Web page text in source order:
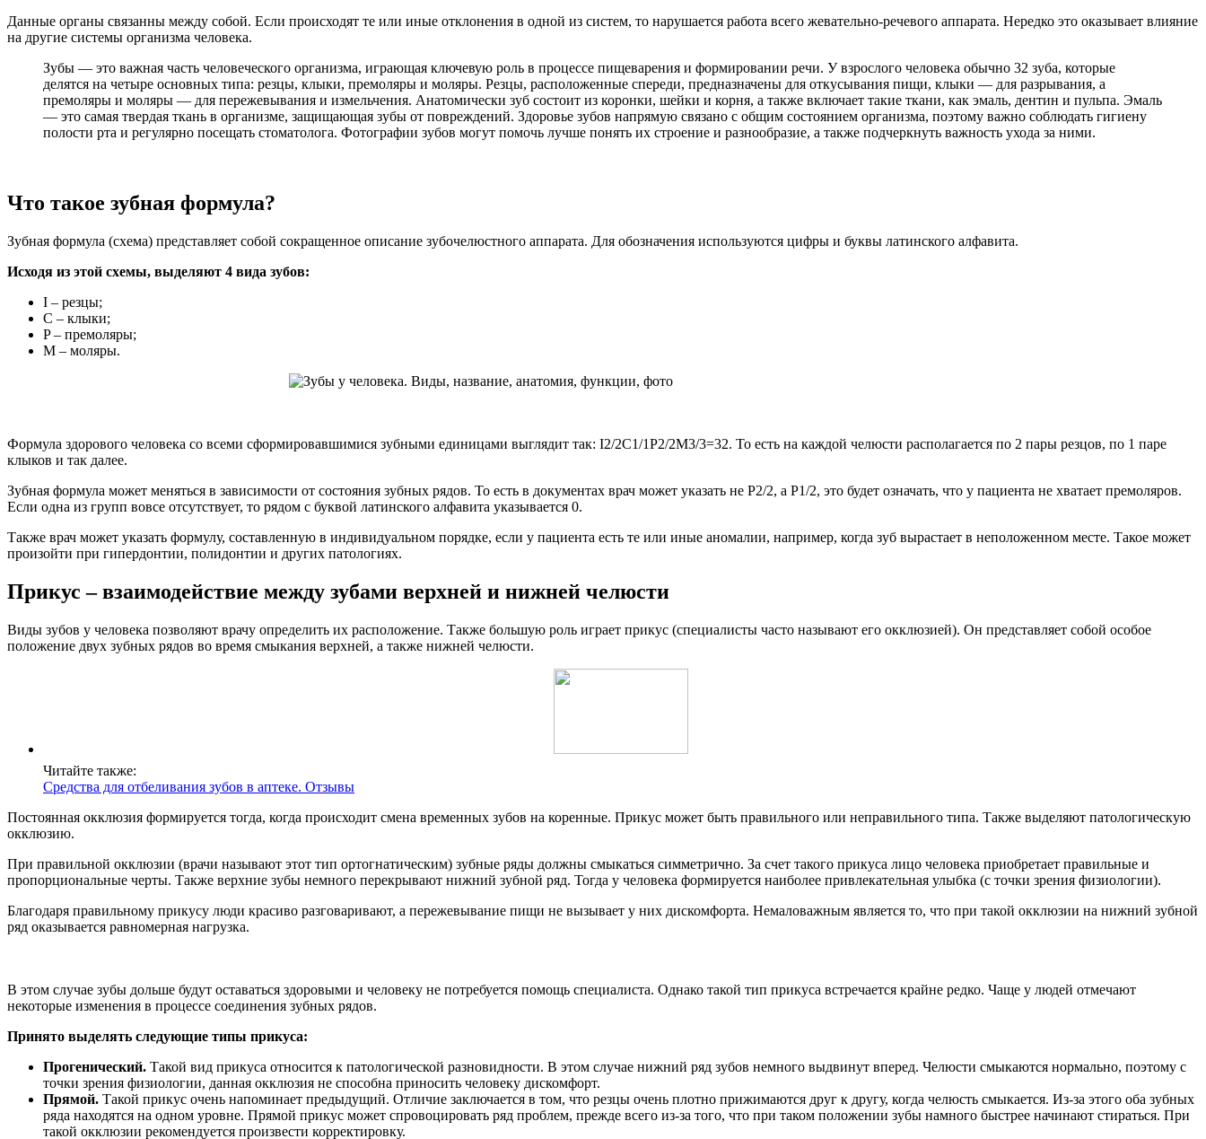
Данные органы связанны между собой. Если происходят те или иные отклонения в одной из систем, то нарушается работа всего жевательно-речевого аппарата. Нередко это оказывает влияние
на другие системы организма человека.
Зубы — это важная часть человеческого организма, играющая ключевую роль в процессе пищеварения и формировании речи. У взрослого человека обычно 32 зуба, которые
делятся на четыре основных типа: резцы, клыки, премоляры и моляры. Резцы, расположенные спереди, предназначены для откусывания пищи, клыки — для разрывания, а
премоляры и моляры — для пережевывания и измельчения. Анатомически зуб состоит из коронки, шейки и корня, а также включает такие ткани, как эмаль, дентин и пульпа. Эмаль
— это самая твердая ткань в организме, защищающая зубы от повреждений. Здоровье зубов напрямую связано с общим состоянием организма, поэтому важно соблюдать гигиену
полости рта и регулярно посещать стоматолога. Фотографии зубов могут помочь лучше понять их строение и разнообразие, а также подчеркнуть важность ухода за ними.
Что такое зубная формула?
Зубная формула (схема) представляет собой сокращенное описание зубочелюстного аппарата. Для обозначения используются цифры и буквы латинского алфавита.
Исходя из этой схемы, выделяют 4 вида зубов:
I – резцы;
C – клыки;
P – премоляры;
M – моляры.
Формула здорового человека со всеми сформировавшимися зубными единицами выглядит так: I2/2C1/1P2/2M3/3=32. То есть на каждой челюсти располагается по 2 пары резцов, по 1 паре
клыков и так далее.
Зубная формула может меняться в зависимости от состояния зубных рядов. То есть в документах врач может указать не P2/2, а P1/2, это будет означать, что у пациента не хватает премоляров.
Если одна из групп вовсе отсутствует, то рядом с буквой латинского алфавита указывается 0.
Также врач может указать формулу, составленную в индивидуальном порядке, если у пациента есть те или иные аномалии, например, когда зуб вырастает в неположенном месте. Такое может
произойти при гипердонтии, полидонтии и других патологиях.
Прикус – взаимодействие между зубами верхней и нижней челюсти
Виды зубов у человека позволяют врачу определить их расположение. Также большую роль играет прикус (специалисты часто называют его окклюзией). Он представляет собой особое
положение двух зубных рядов во время смыкания верхней, а также нижней челюсти.
Читайте также:
Средства для отбеливания зубов в аптеке. Отзывы
Постоянная окклюзия формируется тогда, когда происходит смена временных зубов на коренные. Прикус может быть правильного или неправильного типа. Также выделяют патологическую
окклюзию.
При правильной окклюзии (врачи называют этот тип ортогнатическим) зубные ряды должны смыкаться симметрично. За счет такого прикуса лицо человека приобретает правильные и
пропорциональные черты. Также верхние зубы немного перекрывают нижний зубной ряд. Тогда у человека формируется наиболее привлекательная улыбка (с точки зрения физиологии).
Благодаря правильному прикусу люди красиво разговаривают, а пережевывание пищи не вызывает у них дискомфорта. Немаловажным является то, что при такой окклюзии на нижний зубной
ряд оказывается равномерная нагрузка.
В этом случае зубы дольше будут оставаться здоровыми и человеку не потребуется помощь специалиста. Однако такой тип прикуса встречается крайне редко. Чаще у людей отмечают
некоторые изменения в процессе соединения зубных рядов.
Принято выделять следующие типы прикуса:
Прогенический. Такой вид прикуса относится к патологической разновидности. В этом случае нижний ряд зубов немного выдвинут вперед. Челюсти смыкаются нормально, поэтому с
точки зрения физиологии, данная окклюзия не способна приносить человеку дискомфорт.
Прямой. Такой прикус очень напоминает предыдущий. Отличие заключается в том, что резцы очень плотно прижимаются друг к другу, когда челюсть смыкается. Из-за этого оба зубных
ряда находятся на одном уровне. Прямой прикус может спровоцировать ряд проблем, прежде всего из-за того, что при таком положении зубы намного быстрее начинают стираться. При
такой окклюзии рекомендуется произвести корректировку.